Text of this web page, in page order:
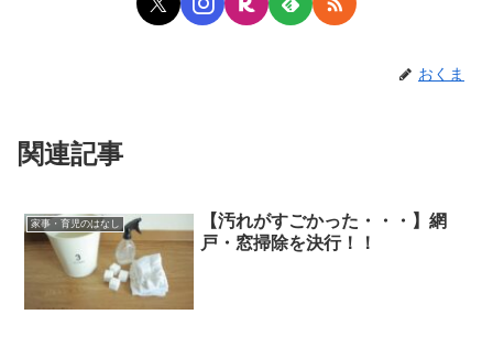
おくま
関連記事
家事・育児のはなし
【汚れがすごかった・・・】網
戸・窓掃除を決行！！